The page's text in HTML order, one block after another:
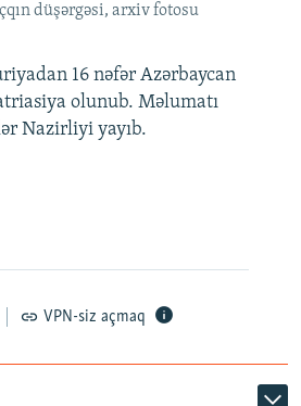
düşərgəsi, arxiv fotosu
16 nəfər Azərbaycan
olunub. Məlumatı
Nazirliyi yayıb.
VPN-siz açmaq